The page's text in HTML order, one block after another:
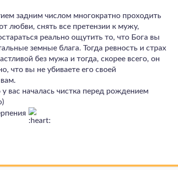
задним числом многократно проходить
любви, снять все претензии к мужу,
реально ощутить то, что Бога вы
земные блага. Тогда ревность и страх
без мужа и тогда, скорее всего, он
что вы не убиваете его своей
вас началась чистка перед рождением